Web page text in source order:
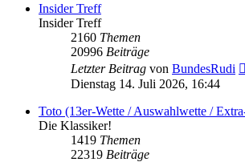
Insider Treff
Insider Treff
2160 Themen
20996 Beiträge
Letzter Beitrag von BundesRudi
Dienstag 14. Juli 2026, 16:44
Toto (13er-Wette / Auswahlwette /
Die Klassiker!
1419 Themen
22319 Beiträge